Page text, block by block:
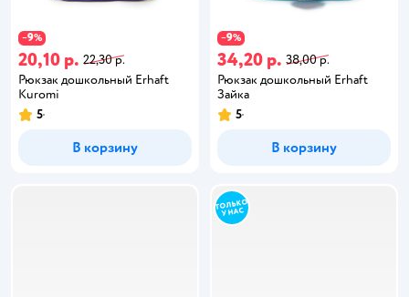
−9%
20,10 р. 22,30 р.
Рюкзак дошкольный Erhaft
Kuromi
5
В корзину
−9%
34,20 р. 38,00 р.
Рюкзак дошкольный Erhaft
Зайка
5
В корзину